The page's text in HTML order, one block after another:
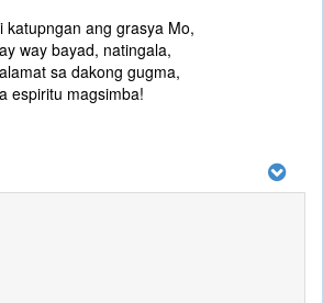
katupngan ang grasya Mo,
way bayad, natingala,
sa dakong gugma,
espiritu magsimba!